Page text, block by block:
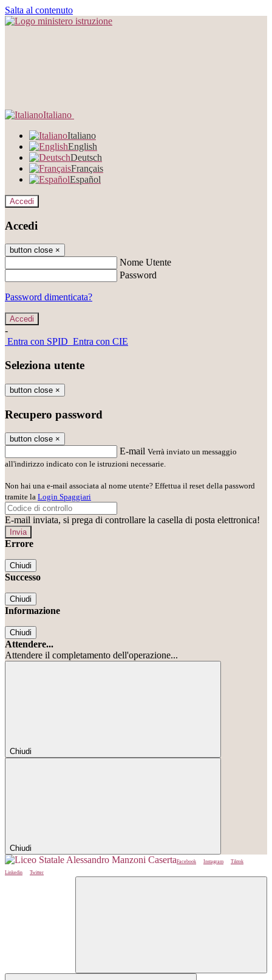
Salta al contenuto
Italiano
Italiano
English
Deutsch
Français
Español
Accedi
Accedi
button close ×
Nome Utente
Password
Password dimenticata?
-
Entra con SPID Entra con CIE
Seleziona utente
button close ×
Recupero password
button close ×
E-mail Verrà inviato un messaggio
all'indirizzo indicato con le istruzioni necessarie.
Non hai una e-mail associata al nome utente? Effettua il reset della password
tramite la Login Spaggiari
E-mail inviata, si prega di controllare la casella di posta elettronica!
Errore
Chiudi
Successo
Chiudi
Informazione
Chiudi
Attendere...
Attendere il completamento dell'operazione...
Chiudi
Chiudi
Facebook Instagram
Tiktok
Linkedin
Twitter